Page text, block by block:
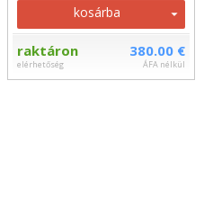
kosárba
raktáron
elérhetőség
380.00 €
ÁFA nélkül